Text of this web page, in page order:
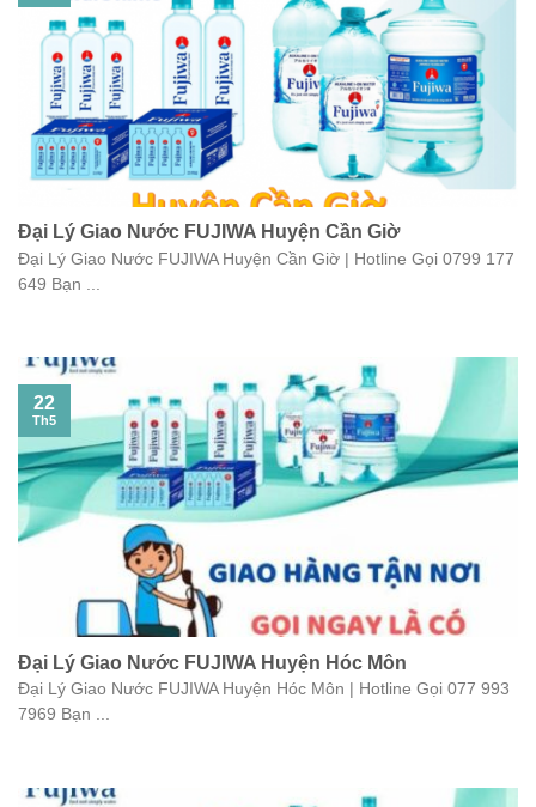
Đại Lý Giao Nước FUJIWA Huyện Cần Giờ
Đại Lý Giao Nước FUJIWA Huyện Cần Giờ | Hotline Gọi 0799 177
649 Bạn ...
Đại Lý Giao Nước FUJIWA Huyện Hóc Môn
Đại Lý Giao Nước FUJIWA Huyện Hóc Môn | Hotline Gọi 077 993
7969 Bạn ...
22
Th5